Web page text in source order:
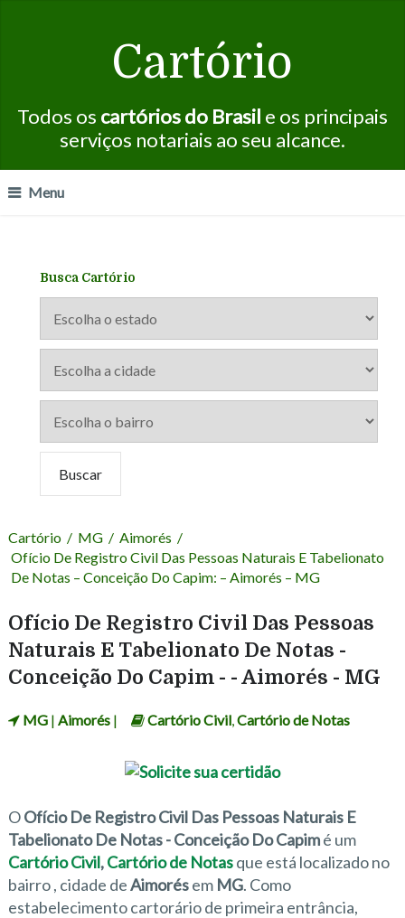
Cartório
Todos os cartórios do Brasil e os principais
serviços notariais ao seu alcance.
Menu
Busca Cartório
Cartório / MG / Aimorés /
Ofício De Registro Civil Das Pessoas Naturais E Tabelionato
De Notas – Conceição Do Capim: – Aimorés – MG
Ofício De Registro Civil Das Pessoas
Naturais E Tabelionato De Notas -
Conceição Do Capim - - Aimorés - MG
MG| Aimorés| Cartório Civil,Cartório de Notas
OOfício De Registro Civil Das Pessoas Naturais E
Tabelionato De Notas - Conceição Do Capimé um
Cartório Civil,Cartório de Notasque está localizado no
bairro, cidade deAimorésem MG. Como
estabelecimento cartorário de primeira entrância,